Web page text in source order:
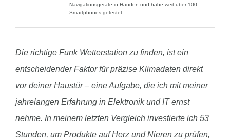
Navigationsgeräte in Händen und habe weit über 100
Smartphones getestet.
Die richtige Funk Wetterstation zu finden, ist ein
entscheidender Faktor für präzise Klimadaten direkt
vor deiner Haustür – eine Aufgabe, die ich mit meiner
jahrelangen Erfahrung in Elektronik und IT ernst
nehme. In meinem letzten Vergleich investierte ich 53
Stunden, um Produkte auf Herz und Nieren zu prüfen,